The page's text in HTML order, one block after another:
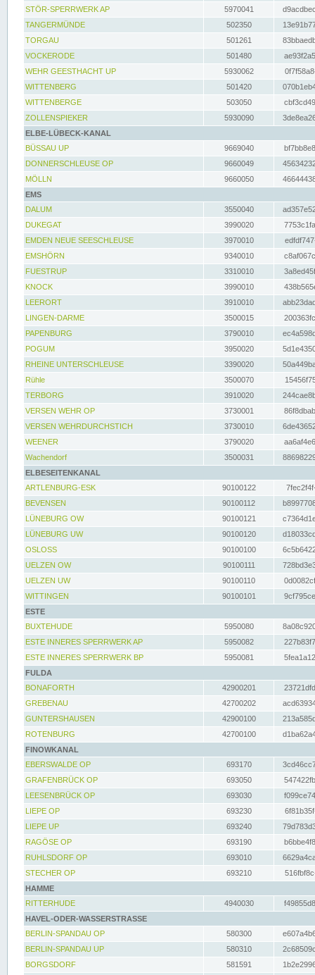
STÖR-SPERRWERK AP 5970041
TANGERMÜNDE
502350
TORGAU
501261
VOCKERODE
501480
WEHR GEESTHACHT UP
5930062
WITTENBERG
501420
WITTENBERGE
503050
ZOLLENSPIEKER
5930090
ELBE-LÜBECK-KANAL
BÜSSAU UP
9669040
DONNERSCHLEUSE OP
9660049
MÖLLN
9660050
EMS
DALUM
3550040
DUKEGAT
3990020
EMDEN NEUE SEESCHLEUSE
3970010
EMSHÖRN
9340010
FUESTRUP
3310010
KNOCK
3990010
LEERORT
3910010
LINGEN-DARME
3500015
PAPENBURG
3790010
POGUM
3950020
RHEINE UNTERSCHLEUSE
3390020
Rühle
3500070
TERBORG
3910020
VERSEN WEHR OP
3730001
VERSEN WEHRDURCHSTICH
3730010
WEENER
3790020
Wachendorf
3500031
ELBESEITENKANAL
ARTLENBURG-ESK
90100122
BEVENSEN
90100112
LÜNEBURG OW
90100121
LÜNEBURG UW
90100120
OSLOSS
90100100
UELZEN OW
90100111
UELZEN UW
90100110
WITTINGEN
90100101
ESTE
BUXTEHUDE
5950080
ESTE INNERES SPERRWERK AP
5950082
ESTE INNERES SPERRWERK BP
5950081
FULDA
BONAFORTH
42900201
GREBENAU
42700202
GUNTERSHAUSEN
42900100
ROTENBURG
42700100
FINOWKANAL
EBERSWALDE OP
693170
GRAFENBRÜCK OP
693050
LEESENBRÜCK OP
693030
LIEPE OP
693230
LIEPE UP
693240
RAGÖSE OP
693190
RUHLSDORF OP
693010
STECHER OP
693210
HAMME
RITTERHUDE
4940030
HAVEL-ODER-WASSERSTRASSE
BERLIN-SPANDAU OP
580300
BERLIN-SPANDAU UP
580310
BORGSDORF
581591